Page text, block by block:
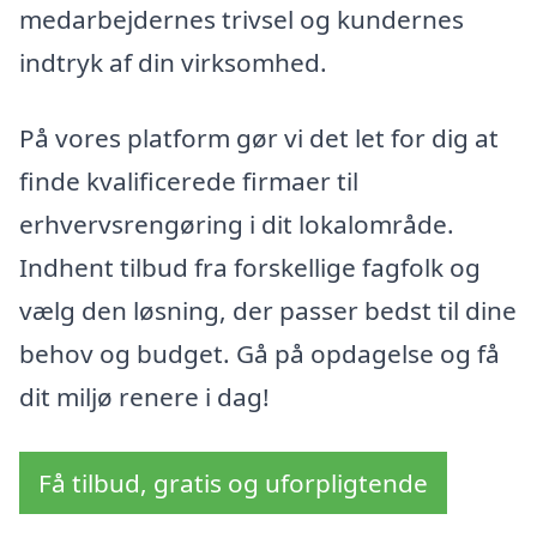
medarbejdernes trivsel og kundernes
indtryk af din virksomhed.
På vores platform gør vi det let for dig at
finde kvalificerede firmaer til
erhvervsrengøring i dit lokalområde.
Indhent tilbud fra forskellige fagfolk og
vælg den løsning, der passer bedst til dine
behov og budget. Gå på opdagelse og få
dit miljø renere i dag!
Få tilbud, gratis og uforpligtende